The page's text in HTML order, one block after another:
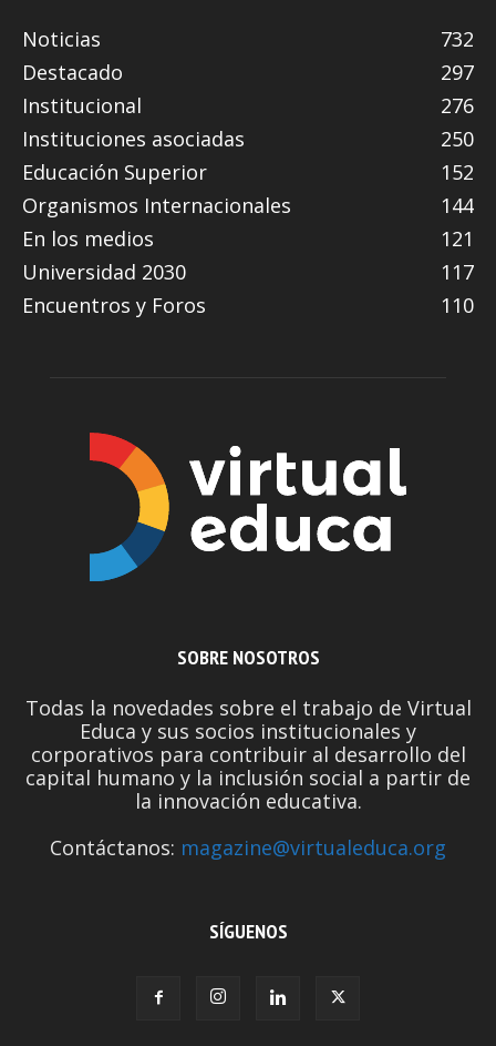
Noticias
732
Destacado
297
Institucional
276
Instituciones asociadas
250
Educación Superior
152
Organismos Internacionales
144
En los medios
121
Universidad 2030
117
Encuentros y Foros
110
SOBRE NOSOTROS
Todas la novedades sobre el trabajo de Virtual
Educa y sus socios institucionales y
corporativos para contribuir al desarrollo del
capital humano y la inclusión social a partir de
la innovación educativa.
Contáctanos: magazine@virtualeduca.org
SÍGUENOS